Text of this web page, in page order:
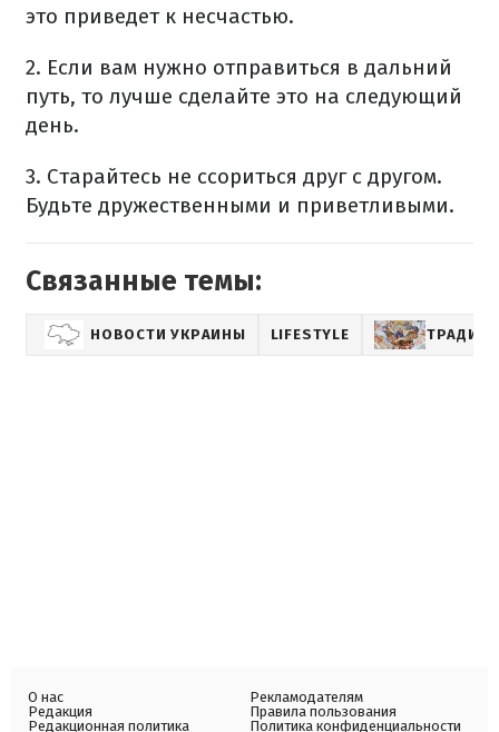
это приведет к несчастью.
2. Если вам нужно отправиться в дальний
путь, то лучше сделайте это на следующий
день.
3. Старайтесь не ссориться друг с другом.
Будьте дружественными и приветливыми.
Связанные темы:
НОВОСТИ УКРАИНЫ LIFESTYLE
О нас
Редакция
Редакционная политика
Рекламодателям
Правила пользования
Политика конфиденциальности